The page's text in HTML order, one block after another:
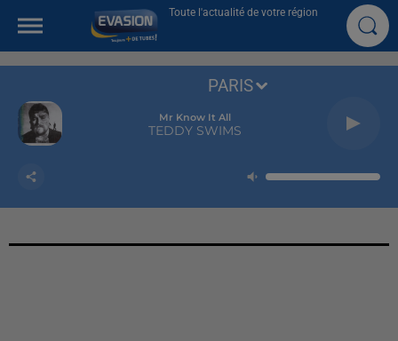
Toute l'actualité de votre région
Mr Know It All
TEDDY SWIMS
PARIS